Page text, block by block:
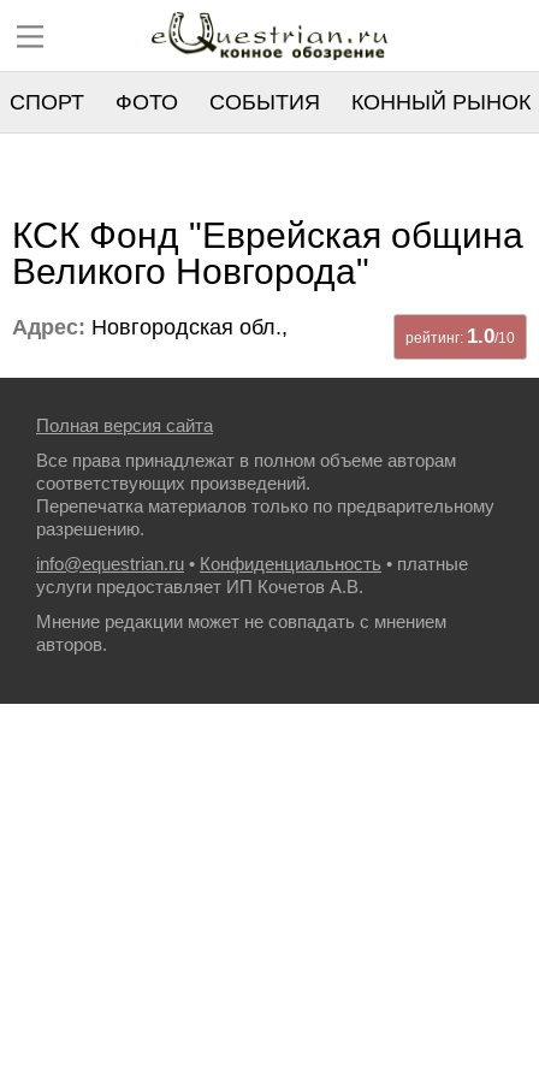
СПОРТ ФОТО СОБЫТИЯ КОННЫЙ РЫНОК
КСК Фонд "Еврейская община
Великого Новгорода"
рейтинг: 1.0/10
Адрес: Новгородская обл.,
Полная версия сайта
Все права принадлежат в полном объеме авторам
соответствующих произведений.
Перепечатка материалов только по предварительному
разрешению.
info@equestrian.ru • Конфиденциальность • платные
услуги предоставляет ИП Кочетов А.В.
Мнение редакции может не совпадать с мнением
авторов.